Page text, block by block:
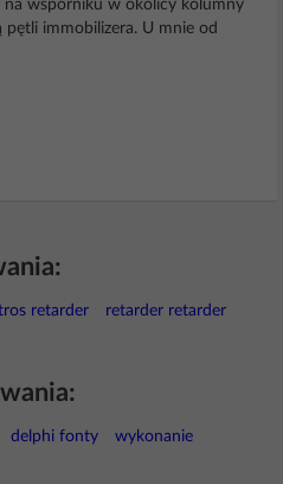
na wsporniku w okolicy kolumny
pętli immobilizera. U mnie od
retarder retarder retarder
delphi fonty wykonanie